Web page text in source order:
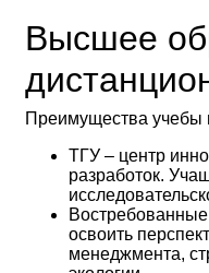
Высшее
Преимущества учебы
ТГУ – центр
разработок.
освоить
менеджмента,